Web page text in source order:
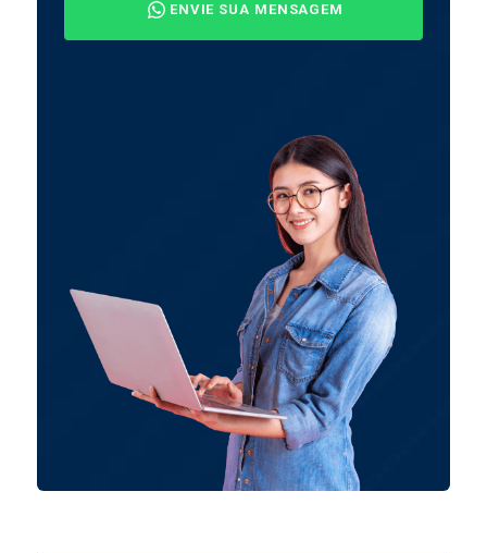
ENVIE SUA MENSAGEM